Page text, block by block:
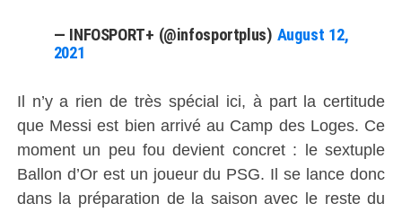
— INFOSPORT+ (@infosportplus) August 12,
2021
Il n’y a rien de très spécial ici, à part la certitude
que Messi est bien arrivé au Camp des Loges. Ce
moment un peu fou devient concret : le sextuple
Ballon d’Or est un joueur du PSG. Il se lance donc
dans la préparation de la saison avec le reste du